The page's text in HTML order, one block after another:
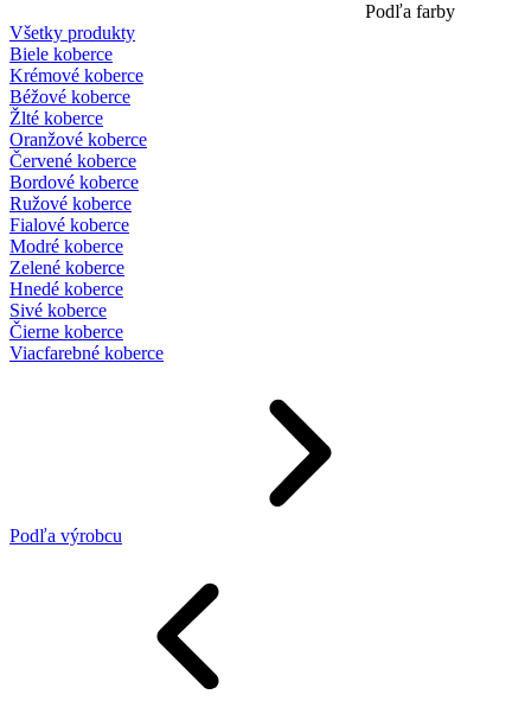
Podľa farby
Všetky produkty
Biele koberce
Krémové koberce
Béžové koberce
Žlté koberce
Oranžové koberce
Červené koberce
Bordové koberce
Ružové koberce
Fialové koberce
Modré koberce
Zelené koberce
Hnedé koberce
Sivé koberce
Čierne koberce
Viacfarebné koberce
Podľa výrobcu